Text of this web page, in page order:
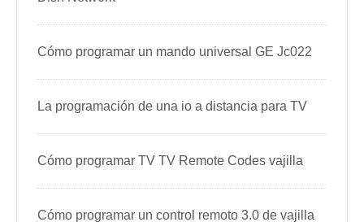
Cómo programar un mando universal GE Jc022
La programación de una io a distancia para TV
Cómo programar TV TV Remote Codes vajilla
Cómo programar un control remoto 3.0 de vajilla